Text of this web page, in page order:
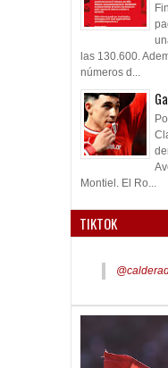
las 130.600.
números d...
Montiel. El Ro...
TIKTOK